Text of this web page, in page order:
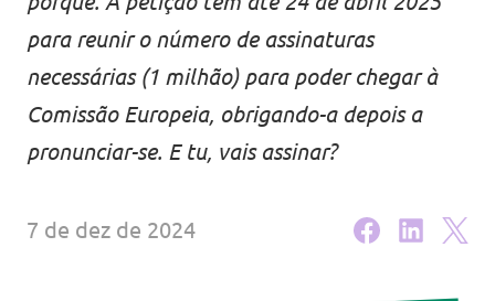
Junta-te ao Volt!
para reunir o número de assinaturas
necessárias (1 milhão) para poder chegar à
Comissão Europeia, obrigando-a depois a
pronunciar-se. E tu, vais assinar?
7 de dez de 2024